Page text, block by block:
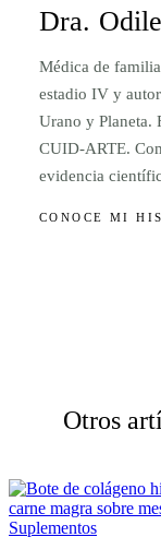
Dra.
Médica de
estadio IV y
Urano y Planeta.
CUID-ARTE.
evidencia
CONOCE MI
Otros
Suplementos